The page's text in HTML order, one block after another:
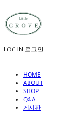
LOG IN 로그인
HOME
ABOUT
SHOP
Q&A
게시판